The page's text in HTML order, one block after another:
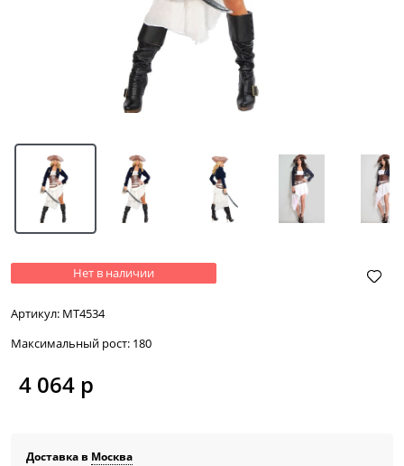
Нет в наличии
Артикул: МТ4534
Максимальный рост: 180
4 064 р
Доставка в Москва